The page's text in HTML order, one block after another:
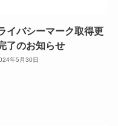
イバシーマーク取得更
了のお知らせ
年5月30日